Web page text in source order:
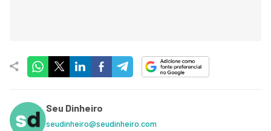
Seu Dinheiro
seudinheiro@seudinheiro.com